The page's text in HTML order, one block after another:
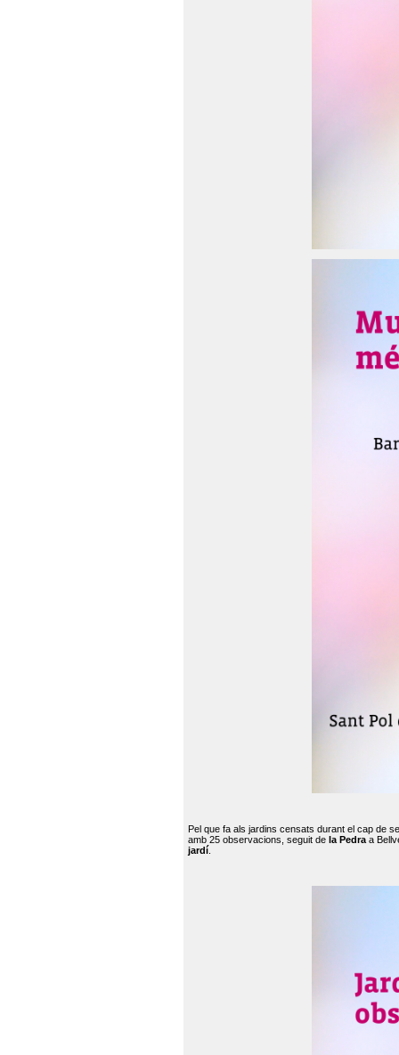
Pel que fa als jardins censats durant el cap de
amb 25 observacions, seguit de la Pedra a
jardí